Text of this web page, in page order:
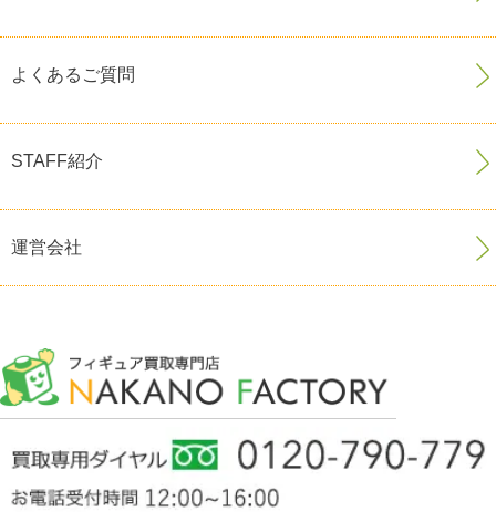
よくあるご質問
STAFF紹介
運営会社